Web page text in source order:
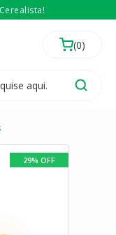
de São Paulo!
atacado
29% OFF